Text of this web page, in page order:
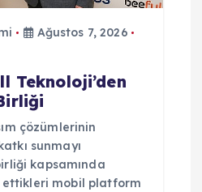
Ağustos 7, 2026
Teknoloji’den
çözümlerinin
sunmayı
kapsamında
ettikleri mobil platform